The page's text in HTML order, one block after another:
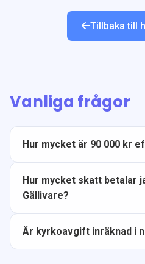
Tillbaka till
Vanliga frågor
Hur mycket är 90 000 kr
Hur mycket skatt betalar
Gällivare?
Är kyrkoavgift inräknad i